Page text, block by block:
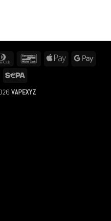
Dinners
BancontactApple
VAPEXYZ